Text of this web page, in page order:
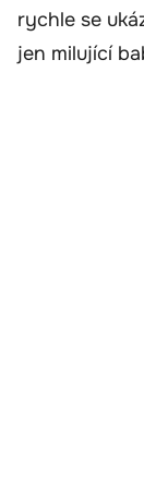
rychle se
jen milující